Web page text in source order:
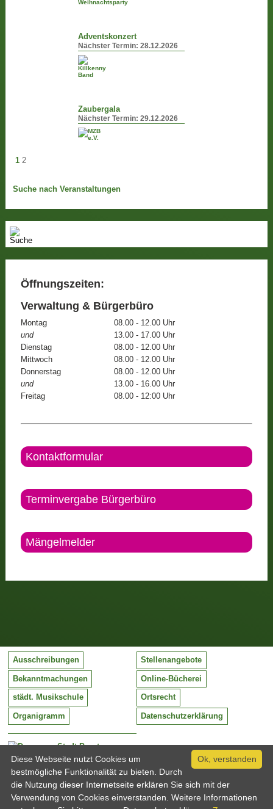
Adventskonzert
Nächster Termin:28.12.2026
Zaubergala
Nächster Termin:29.12.2026
1 2
Suche nach Veranstaltungen
Öffnungszeiten:
Verwaltung & Bürgerbüro
Montag
08.00 - 12.00 Uhr
und
13.00 - 17.00 Uhr
Dienstag
08.00 - 12.00 Uhr
Mittwoch
08.00 - 12.00 Uhr
Donnerstag
08.00 - 12.00 Uhr
und
13.00 - 16.00 Uhr
Freitag
08.00 - 12:00 Uhr
Kontaktformular
Terminvergabe Bürgerbüro
Mängelmelder
Stadt Barntrup
Mittelstraße 38
32683 Barntrup
Tel:
Email:
05263 / 409-0
info@barntrup.de
Ausschreibungen Stellenangebote
Bekanntmachungen Online-Bücherei
städt. Musikschule Ortsrecht
Organigramm Datenschutzerklärung
Ok, verstanden
Diese Webseite nutzt Cookies um
bestmögliche Funktionalität zu bieten. Durch
die Nutzung dieser Internetseite erklären Sie sich mit der
Verwendung von Cookies einverstanden. Weitere Informationen